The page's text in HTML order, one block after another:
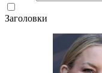
Заголовки